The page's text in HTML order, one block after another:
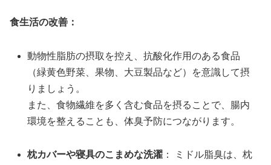
食生活の改善：
動物性脂肪の摂取を控え、抗酸化作用のある食品
（緑黄色野菜、果物、大豆製品など）を意識して摂
りましょう。
また、食物繊維を多く含む食品を摂ることで、腸内
環境を整えることも、体臭予防につながります。
枕カバーや寝具のこまめな洗濯 ： ミドル脂臭は、枕